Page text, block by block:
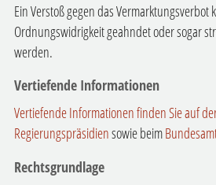
Ein Verstoß gegen das Vermarktungsverbot
Ordnungswidrigkeit geahndet oder sogar
werden.
Vertiefende Informationen
Vertiefende Informationen finden Sie auf
Regierungspräsidiensowie beim
Rechtsgrundlage